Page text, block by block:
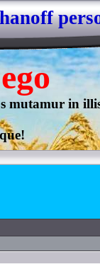
ego
mutamur in